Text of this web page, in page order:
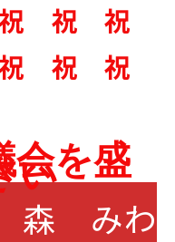
祝 祝
祝 祝
会を盛
い
森 みわ